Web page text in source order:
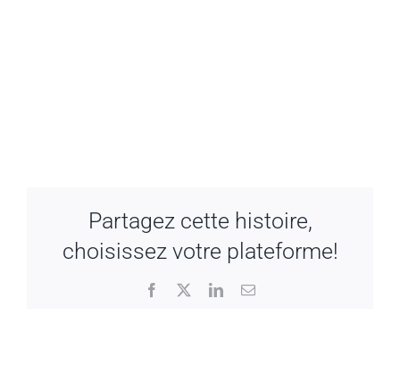
Partagez cette histoire,
choisissez votre plateforme!
Facebook LinkedInEmail